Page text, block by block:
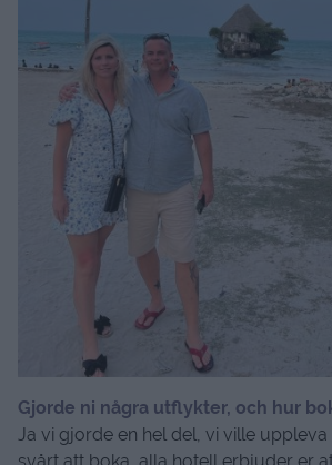
Gjorde ni några utflykter, och hur
Ja vi gjorde en hel del, vi ville uppleva
svårt att boka, alla hotell erbjuder er